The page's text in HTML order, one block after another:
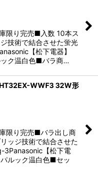
限り完売■入数 10本ス
技術で結合させた蛍光
【松下電器】
ック温白色■バラ商…
WWF3 32W形
限り完売■バラ出し商
ッジ技術で結合させた
3Panasonic【松下電
ルック温白色■セッ